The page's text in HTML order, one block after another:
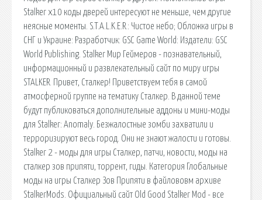
Stalker x10 коды дверей интересуют не меньше, чем другие
неясные моменты. S.T.A.L.K.E.R.: Чистое небо; Обложка игры в
СНГ и Украине: Разработчик: GSC Game World: Издатели: GSC
World Publishing. Stalker Мир Геймеров - познавательный,
информационный и развлекательный сайт по миру игры
STALKER. Привет, Сталкер! Приветствуем тебя в самой
атмосферной группе на тематику Сталкер. В данной теме
будут публиковаться дополнительные аддоны и мини-моды
для Stalker: Anomaly. Безжалостные зомби захватили и
терроризируют весь город. Они не знают жалости и готовы.
Stalker 2 - моды для игры Сталкер, патчи, новости, моды на
сталкер зов припяти, торрент, гиды. Категория Глобальные
моды на игры Сталкер Зов Припяти в файлововм архиве
StalkerMods. Официальный сайт Old Good Stalker Mod - все